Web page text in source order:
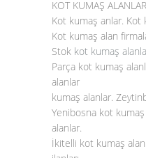
KOT KUMAŞ
Kot kumaş anlar. Kot
Kot kumaş alan
Stok kot kumaş
Parça kot kumaş
alanlar
kumaş alanlar.
Yenibosna kot
alanlar.
İkitelli kot kumaş